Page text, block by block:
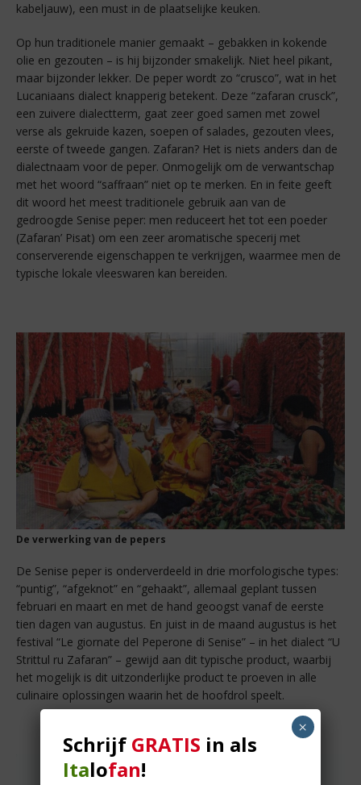
kabeljauw), een must in de plaatselijke keuken.
Op hun traditionele manier gemaakt – gebakken in kokende
olie en gezouten – is hij bijzonder smakelijk. Niet heel pikant,
maar bijzonder lekker. De peper wordt zo “crusco”, wat in het
Lucaniaans dialect knapperig betekent. Deze “zafaran crusck”,
een zuivere dialectterm, gaat zeer goed samen met zowel
verse als gekruide kazen, soepen of salades, gezouten vlees,
eerste of tweede gangen. Zafaran? Het is niets anders dan de
dialectnaam voor de peper. Onmogelijk om de verwantschap
met het woord “saffraan” niet op te merken. En in feite geeft
dit woord het meest traditionele gebruik aan van de
gedroogde Senise peper: men reduceert het tot een poeder
(Zafaran’ Pisat) om een zeer aromatische specerij met
conserverende eigenschappen te verkrijgen, waarmee men de
typische lokale vleeswaren kan bereiden.
De verwerking van de pepers
De Senise peper is onderverdeeld in drie morfologische types:
“puntig”, “afgeknot” en “gehaakt”, allemaal geplant tussen
februari en maart en met de hand geoogst vanaf de eerste
tien dagen van augustus. En juist in de maand augustus is het
festival “Le giornate del Peperone di Senise” – in het dialect “U
Strittul ru Zafaran” – gewijd aan dit typische product, waarbij
het mogelijk is dit uitzonderlijke product te proeven in alle
culinaire oplossingen waarin het de hoofdrol speelt.
Schrijf GRATIS in als
Italofan!
×